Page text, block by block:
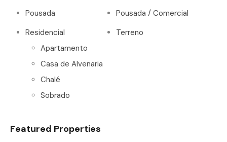
Pousada
Pousada / Comercial
Residencial
Apartamento
Casa de Alvenaria
Chalé
Sobrado
Terreno
Featured Properties